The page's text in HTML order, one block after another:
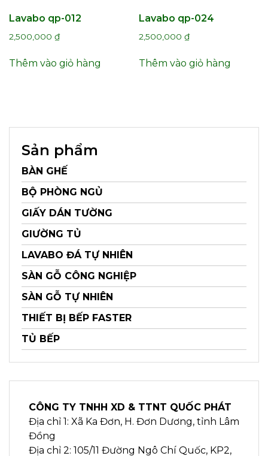
Lavabo qp-012
2,500,000 ₫
Thêm vào giỏ hàng
Lavabo qp-024
2,500,000₫
Thêm vào giỏ hàng
Sản phẩm
BÀN GHẾ
BỘ PHÒNG NGỦ
GIẤY DÁN TƯỜNG
GIƯỜNG TỦ
LAVABO ĐÁ TỰ NHIÊN
SÀN GỖ CÔNG NGHIỆP
SÀN GỖ TỰ NHIÊN
THIẾT BỊ BẾP FASTER
TỦ BẾP
CÔNG TY TNHH XD & TTNT QUỐC PHÁT
Địa chỉ 1: Xã Ka Đơn, H. Đơn Dương, tỉnh Lâm
Đồng
Địa chỉ 2: 105/11 Đường Ngô Chí Quốc, KP2,